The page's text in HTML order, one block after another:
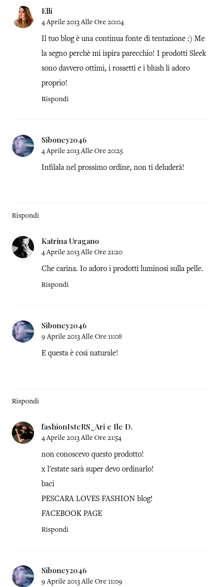
Elli
4 Aprile 2013 Alle Ore 20:04
Il tuo blog è una continua fonte di tentazione :) Me
la segno perchè mi ispira parecchio! I prodotti Sleek
sono davvero ottimi, i rossetti e i blush li adoro
proprio!
Rispondi
Siboney2046
4 Aprile 2013 Alle Ore 20:25
Infilala nel prossimo ordine, non ti deluderà!
Rispondi
Katrina Uragano
4 Aprile 2013 Alle Ore 21:20
Che carina. Io adoro i prodotti luminosi sulla pelle.
Rispondi
Siboney2046
9 Aprile 2013 Alle Ore 11:08
E questa è così naturale!
Rispondi
fashionIsteRS_Ari e Ile D.
4 Aprile 2013 Alle Ore 21:54
non conoscevo questo prodotto!
x l'estate sarà super devo ordinarlo!
baci
PESCARA LOVES FASHION blog!
FACEBOOK PAGE
Rispondi
Siboney2046
9 Aprile 2013 Alle Ore 11:09